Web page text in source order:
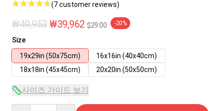
(7 customer reviews)
₩49,953 ₩39,962 $29.00 -20%
Size
19x29in (50x75cm)
16x16in (40x40cm)
18x18in (45x45cm)
20x20in (50x50cm)
사이즈 가이드 보기